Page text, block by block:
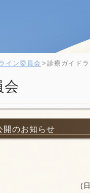
イン委員会 診療ガイド
会
開のお知らせ
(